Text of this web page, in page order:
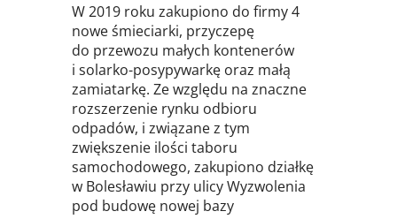
W 2019 roku zakupiono do firmy 4
nowe śmieciarki, przyczepę
do przewozu małych kontenerów
i solarko-posypywarkę oraz małą
zamiatarkę. Ze względu na znaczne
rozszerzenie rynku odbioru
odpadów, i związane z tym
zwiększenie ilości taboru
samochodowego, zakupiono działkę
w Bolesławiu przy ulicy Wyzwolenia
pod budowę nowej bazy